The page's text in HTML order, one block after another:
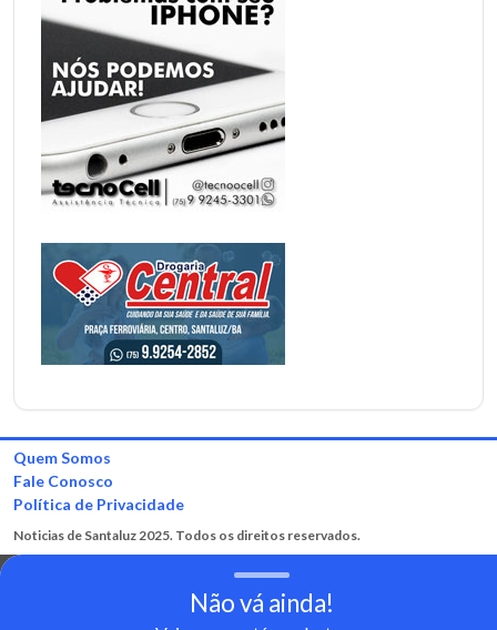
Quem Somos
Fale Conosco
Política de Privacidade
Noticias de Santaluz 2025. Todos os direitos reservados.
Não vá ainda!